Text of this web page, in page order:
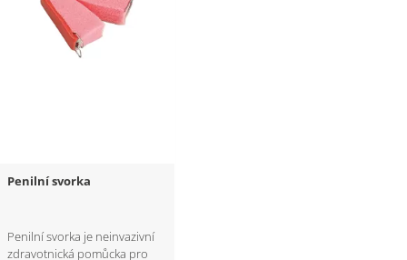
Penilní svorka
Penilní svorka je neinvazivní
zdravotnická pomůcka pro